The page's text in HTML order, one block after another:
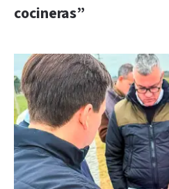
cocineras”